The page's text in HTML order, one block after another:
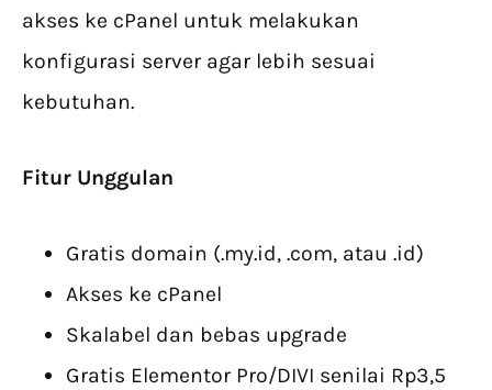
akses ke cPanel untuk melakukan
konfigurasi server agar lebih sesuai
kebutuhan.
Fitur Unggulan
Gratis domain (.my.id, .com, atau .id)
Akses ke cPanel
Skalabel dan bebas upgrade
Gratis Elementor Pro/DIVI senilai Rp3,5